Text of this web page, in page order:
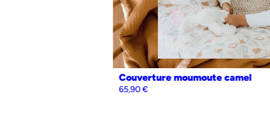
Personnalisation Oui Non
Couverture moumoute camel
65,90€